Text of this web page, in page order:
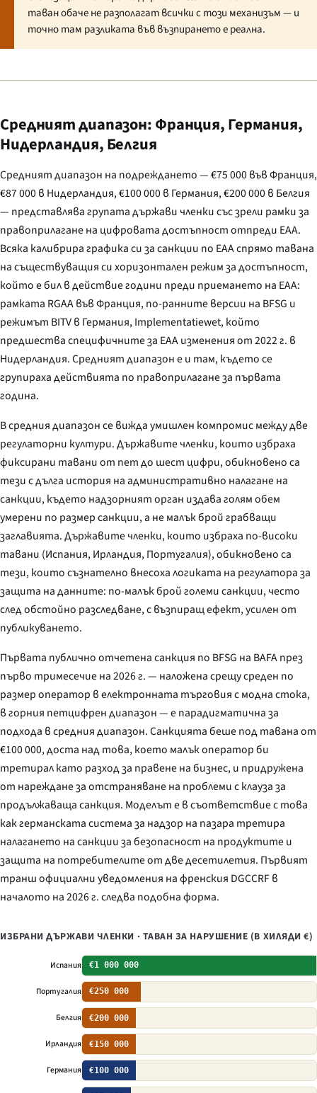
таван обаче не разполагат всички с този механизъм — и
точно там разликата във възпирането е реална.
Средният диапазон: Франция, Германия,
Нидерландия, Белгия
Средният диапазон на подреждането — €75 000 във Франция,
€87 000 в Нидерландия, €100 000 в Германия, €200 000 в Белгия
— представлява групата държави членки със зрели рамки за
правоприлагане на цифровата достъпност отпреди EAA.
Всяка калибрира графика си за санкции по EAA спрямо тавана
на съществуващия си хоризонтален режим за достъпност,
който е бил в действие години преди приемането на EAA:
рамката RGAA във Франция, по-ранните версии на BFSG и
режимът BITV в Германия, Implementatiewet, който
предшества специфичните за EAA изменения от 2022 г. в
Нидерландия. Средният диапазон е и там, където се
групираха действията по правоприлагане за първата
година.
В средния диапазон се вижда умишлен компромис между две
регулаторни култури. Държавите членки, които избраха
фиксирани тавани от пет до шест цифри, обикновено са
тези с дълга история на административно налагане на
санкции, където надзорният орган издава голям обем
умерени по размер санкции, а не малък брой грабващи
заглавията. Държавите членки, които избраха по-високи
тавани (Испания, Ирландия, Португалия), обикновено са
тези, които съзнателно внесоха логиката на регулатора за
защита на данните: по-малък брой големи санкции, често
след обстойно разследване, с възпиращ ефект, усилен от
публикуването.
Първата публично отчетена санкция по BFSG на BAFA през
първо тримесечие на 2026 г. — наложена срещу среден по
размер оператор в електронната търговия с модна стока,
в горния петцифрен диапазон — е парадигматична за
подхода в средния диапазон. Санкцията беше под тавана от
€100 000, доста над това, което малък оператор би
третирал като разход за правене на бизнес, и придружена
от нареждане за отстраняване на проблеми с клауза за
продължаваща санкция. Моделът е в съответствие с това
как германската система за надзор на пазара третира
налагането на санкции за безопасност на продуктите и
защита на потребителите от две десетилетия. Първият
транш официални уведомления на френския DGCCRF в
началото на 2026 г. следва подобна форма.
ИЗБРАНИ ДЪРЖАВИ ЧЛЕНКИ · ТАВАН ЗА НАРУШЕНИЕ (В ХИЛЯДИ €)
Испания €1 000 000
Португалия €250 000
Белгия €200 000
Ирландия €150 000
Германия €100 000